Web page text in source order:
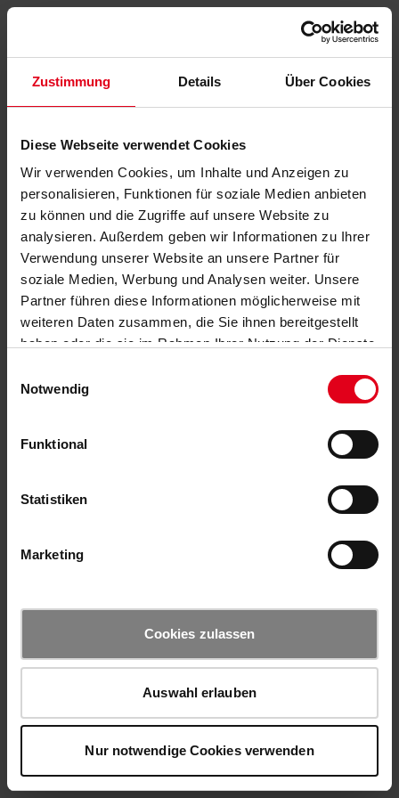
Zustimmung Details Über Cookies
Diese Webseite verwendet Cookies
Wir verwenden Cookies, um Inhalte und Anzeigen zu
personalisieren, Funktionen für soziale Medien anbieten
zu können und die Zugriffe auf unsere Website zu
analysieren. Außerdem geben wir Informationen zu Ihrer
Verwendung unserer Website an unsere Partner für
soziale Medien, Werbung und Analysen weiter. Unsere
Partner führen diese Informationen möglicherweise mit
weiteren Daten zusammen, die Sie ihnen bereitgestellt
haben oder die sie im Rahmen Ihrer Nutzung der Dienste
Notwendig
Funktional
Statistiken
Marketing
Cookies zulassen
Auswahl erlauben
Nur notwendige Cookies verwenden